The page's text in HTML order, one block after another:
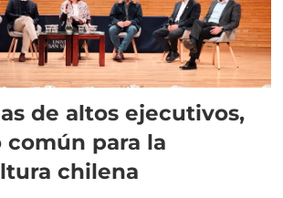
de altos ejecutivos,
común para la
chilena